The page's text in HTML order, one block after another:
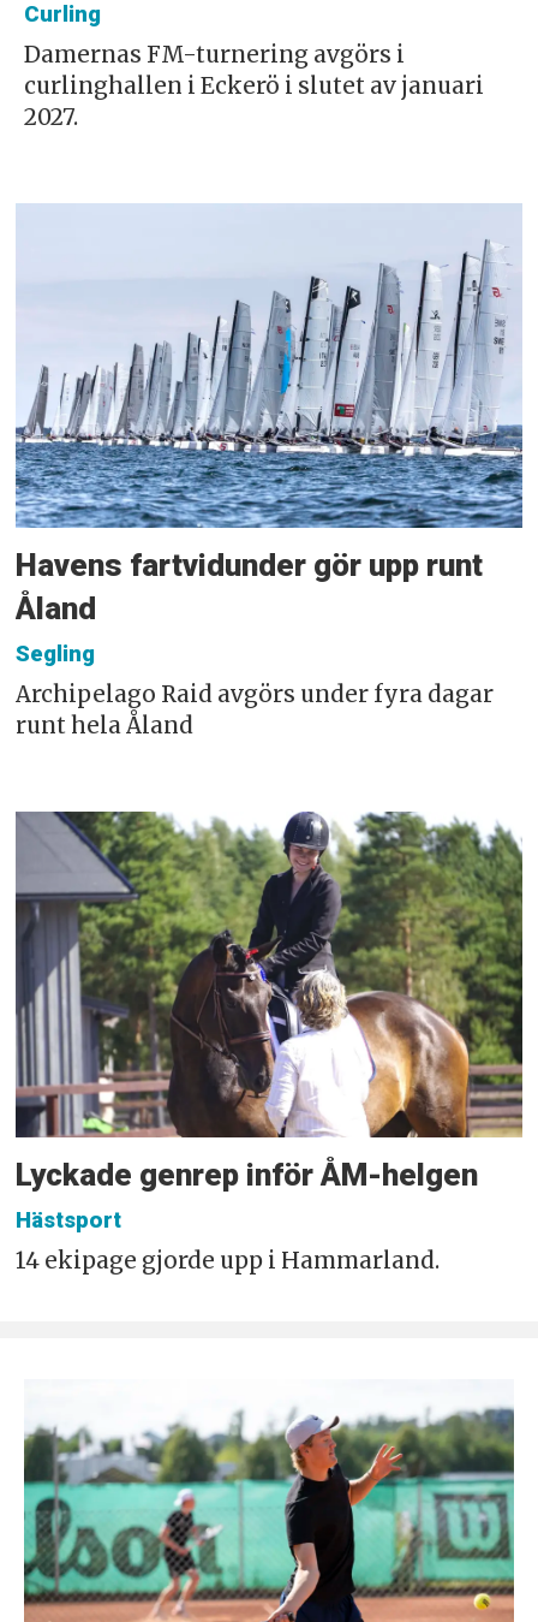
Curling
Damernas FM-turnering avgörs i
curlinghallen i Eckerö i slutet av januari
2027.
Havens fartvidunder gör upp runt
Åland
Segling
Archipelago Raid avgörs under fyra dagar
runt hela Åland
Lyckade genrep inför ÅM-helgen
Hästsport
14 ekipage gjorde upp i Hammarland.